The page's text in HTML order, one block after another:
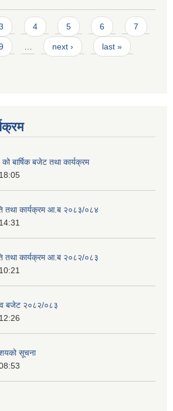
4 5 6 7
next › last »
बार्षिक बजेट तथा कार्यक्रम
तथा कार्यक्रम आ.ब २०८३/०८४
तथा कार्यक्रम आ.ब २०८२/०८३
बजेट २०८२/०८३
सूचना